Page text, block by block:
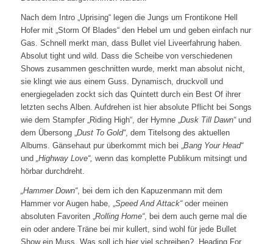
Nach dem Intro „Uprising“ legen die Jungs um Frontikone Hell
Hofer mit „Storm Of Blades“ den Hebel um und geben einfach nur
Gas. Schnell merkt man, dass Bullet viel Liveerfahrung haben.
Absolut tight und wild. Dass die Scheibe von verschiedenen
Shows zusammen geschnitten wurde, merkt man absolut nicht,
sie klingt wie aus einem Guss. Dynamisch, druckvoll und
energiegeladen zockt sich das Quintett durch ein Best Of ihrer
letzten sechs Alben. Aufdrehen ist hier absolute Pflicht bei Songs
wie dem Stampfer „Riding High“, der Hymne „Dusk Till Dawn“und
dem Übersong „Dust To Gold“, dem Titelsong des aktuellen
Albums. Gänsehaut pur überkommt mich bei „Bang Your Head“
und „Highway Love“, wenn das komplette Publikum mitsingt und
hörbar durchdreht.
„Hammer Down“, bei dem ich den Kapuzenmann mit dem
Hammer vor Augen habe, „Speed And Attack“oder meinen
absoluten Favoriten „Rolling Home“, bei dem auch gerne mal die
ein oder andere Träne bei mir kullert, sind wohl für jede Bullet
Show ein Muss. Was soll ich hier viel schreiben? „Heading For